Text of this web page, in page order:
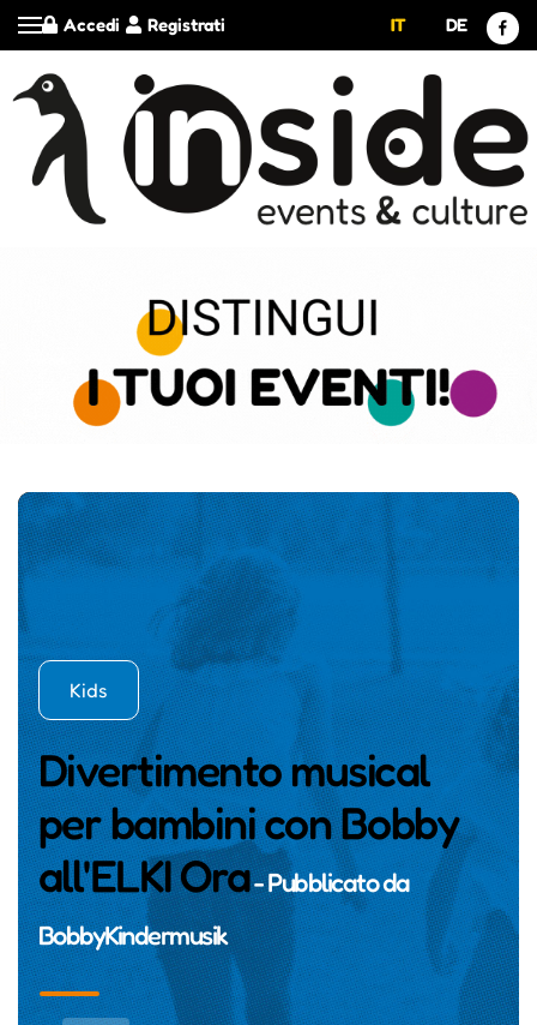
Registrati
Accedi IT DE
Kids
Divertimento musical
per bambini con Bobby
all'ELKI Ora- Pubblicato da
BobbyKindermusik